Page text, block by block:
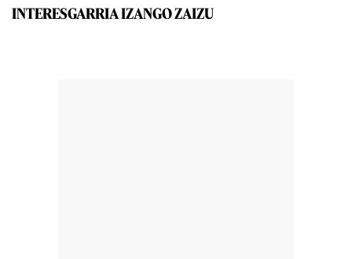
INTERESGARRIA IZANGO ZAIZU